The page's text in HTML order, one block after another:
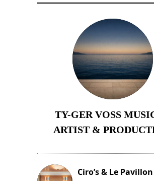
TY-GER VOSS
ARTIST &
Ciro’s & Le